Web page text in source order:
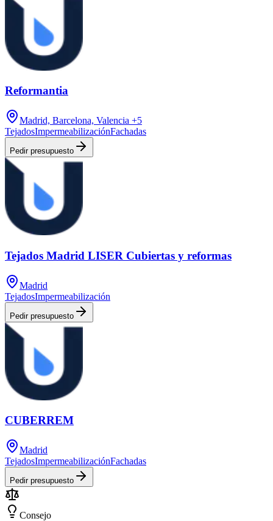
Reformantia
Madrid, Barcelona, Valencia +5
TejadosImpermeabilizaciónFachadas
Pedir presupuesto
Tejados Madrid LISER Cubiertas y reformas
Madrid
TejadosImpermeabilización
Pedir presupuesto
CUBERREM
Madrid
TejadosImpermeabilizaciónFachadas
Pedir presupuesto
Consejo